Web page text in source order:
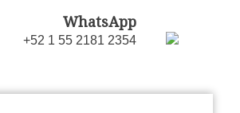
WhatsApp
+52 1 55 2181 2354